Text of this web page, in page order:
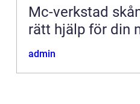
Mc-verkstad skåne så
rätt hjälp för din
admin